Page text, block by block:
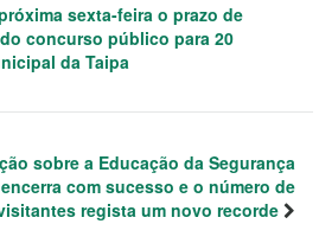
sexta-feira o prazo de
concurso público para 20
da Taipa
sobre a Educação da Segurança
com sucesso e o número de
regista um novo recorde